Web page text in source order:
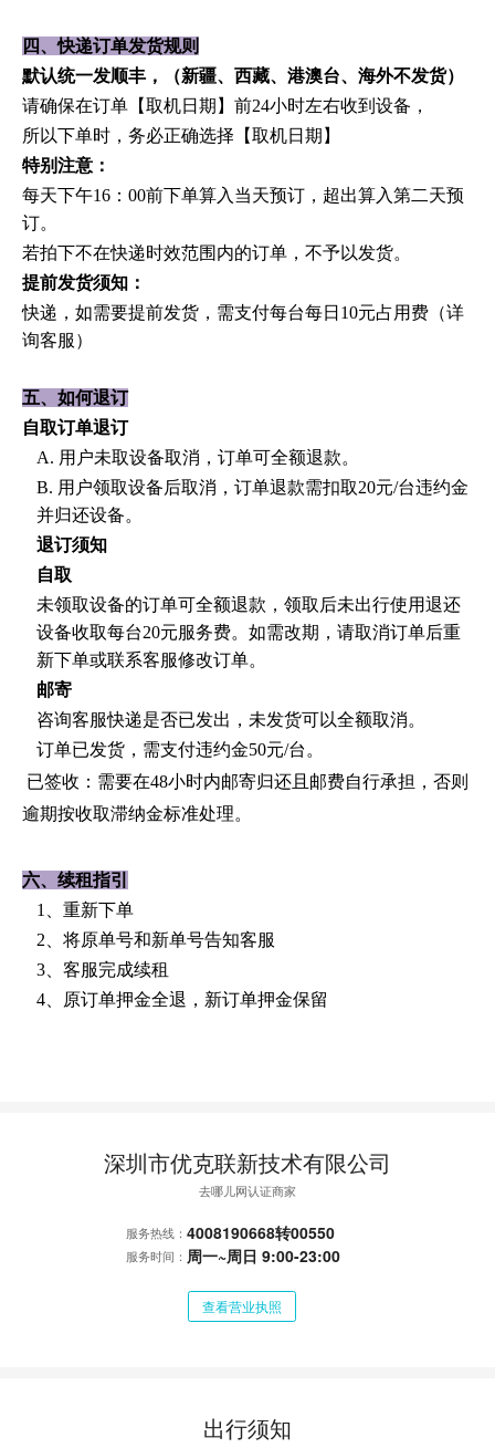
四、快递订单发货规则
默认统一发顺丰，（新疆、西藏、港澳台、海外不发货）
请确保在订单【取机日期】前24小时左右收到设备，
所以下单时，务必正确选择【取机日期】
特别注意：
每天下午16：00前下单算入当天预订，超出算入第二天预
订。
若拍下不在快递时效范围内的订单，不予以发货。
提前发货须知：
快递，如需要提前发货，需支付每台每日 10元占用费（详
询客服）
五、如何退订
自取订单退订
A. 用户未取设备取消，订单可全额退款。
B. 用户领取设备后取消，订单退款需扣取20元/台违约金
并归还设备。
退订须知
自取
未领取设备的订单可全额退款，领取后未出行使用退还
设备收取每台20元服务费。如需改期，请取消订单后重
新下单或联系客服修改订单。
邮寄
咨询客服快递是否已发出，未发货可以全额取消。
订单已发货，需支付违约金50元/台。
已签收：需要在48小时内邮寄归还且邮费自行承担，否则
逾期按收取滞纳金标准处理。
六、续租指引
1、重新下单
2、将原单号和新单号告知客服
3、客服完成续租
4、原订单押金全退，新订单押金保留
深圳市优克联新技术有限公司
去哪儿网认证商家
服务热线： 4008190668转00550
服务时间： 周一~周日 9:00-23:00
查看营业执照
出行须知